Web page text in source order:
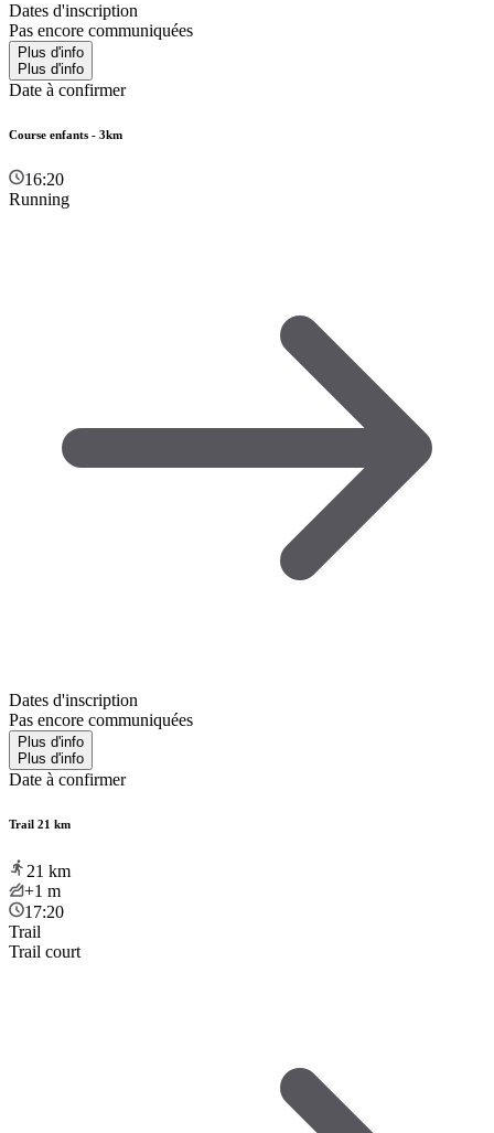
Dates d'inscription
Pas encore communiquées
Plus d'info
Plus d'info
Date à confirmer
Course enfants - 3km
16:20
Running
Dates d'inscription
Pas encore communiquées
Plus d'info
Plus d'info
Date à confirmer
Trail 21 km
21 km
+1 m
17:20
Trail
Trail court